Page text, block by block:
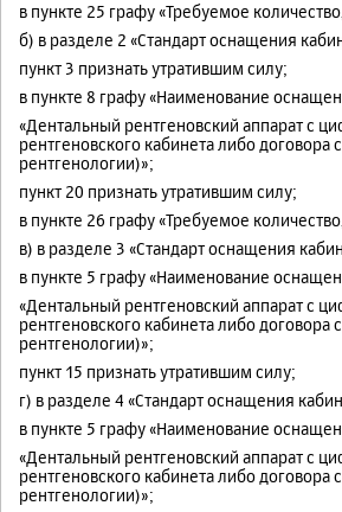
в пункте 25 графу «Требуемое
б) в разделе 2 «Стандарт оснащения
пункт 3 признать утратившим силу;
в пункте 8 графу «Наименование
«Дентальный рентгеновский аппарат с
рентгеновского кабинета либо
рентгенологии)»;
пункт 20 признать утратившим силу;
в пункте 26 графу «Требуемое
в) в разделе 3 «Стандарт оснащения
в пункте 5 графу «Наименование
«Дентальный рентгеновский аппарат с
рентгеновского кабинета либо
рентгенологии)»;
пункт 15 признать утратившим силу;
г) в разделе 4 «Стандарт оснащения
в пункте 5 графу «Наименование
«Дентальный рентгеновский аппарат с
рентгеновского кабинета либо
рентгенологии)»;